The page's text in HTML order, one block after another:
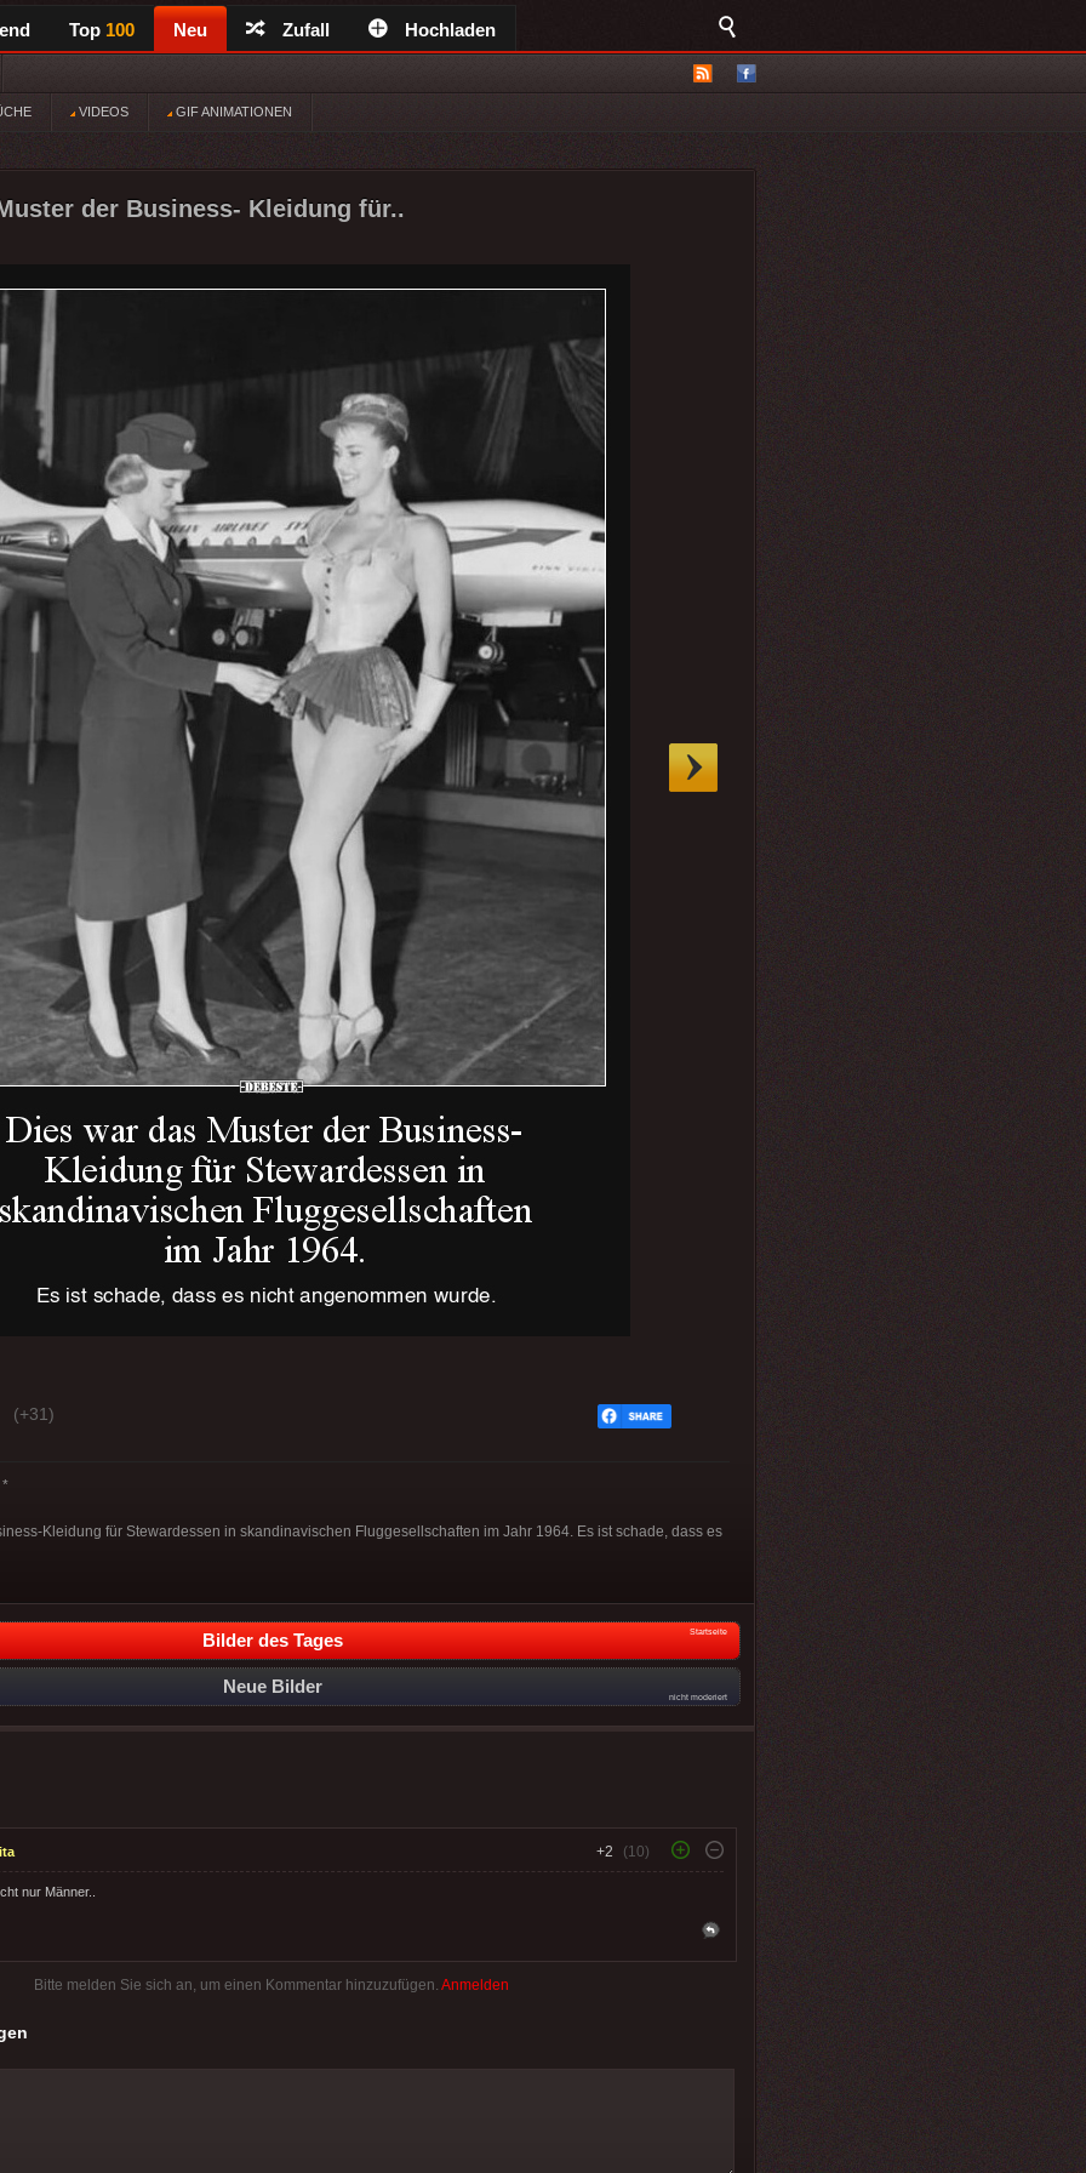
Top 100 Neu Zufall Hochladen
VIDEOS GIF ANIMATIONEN
der Business- Kleidung für..
(+31)
Kleidung für Stewardessen in skandinavischen Fluggesellschaften im Jahr 1964. Es ist schade, dass es
Bilder des Tages Startseite
Neue Bilder
nicht moderiert
+2 (10)
nur Männer..
Bitte melden Sie sich an, um einen Kommentar hinzuzufügen. Anmelden